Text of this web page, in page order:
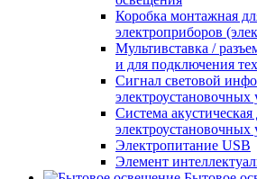
Коробка монтажная
электроприборов
Мультивставка /
и для подключения
Сигнал световой
электроустановочных
Система акустическая
электроустановочных
Электропитание USB
Элемент